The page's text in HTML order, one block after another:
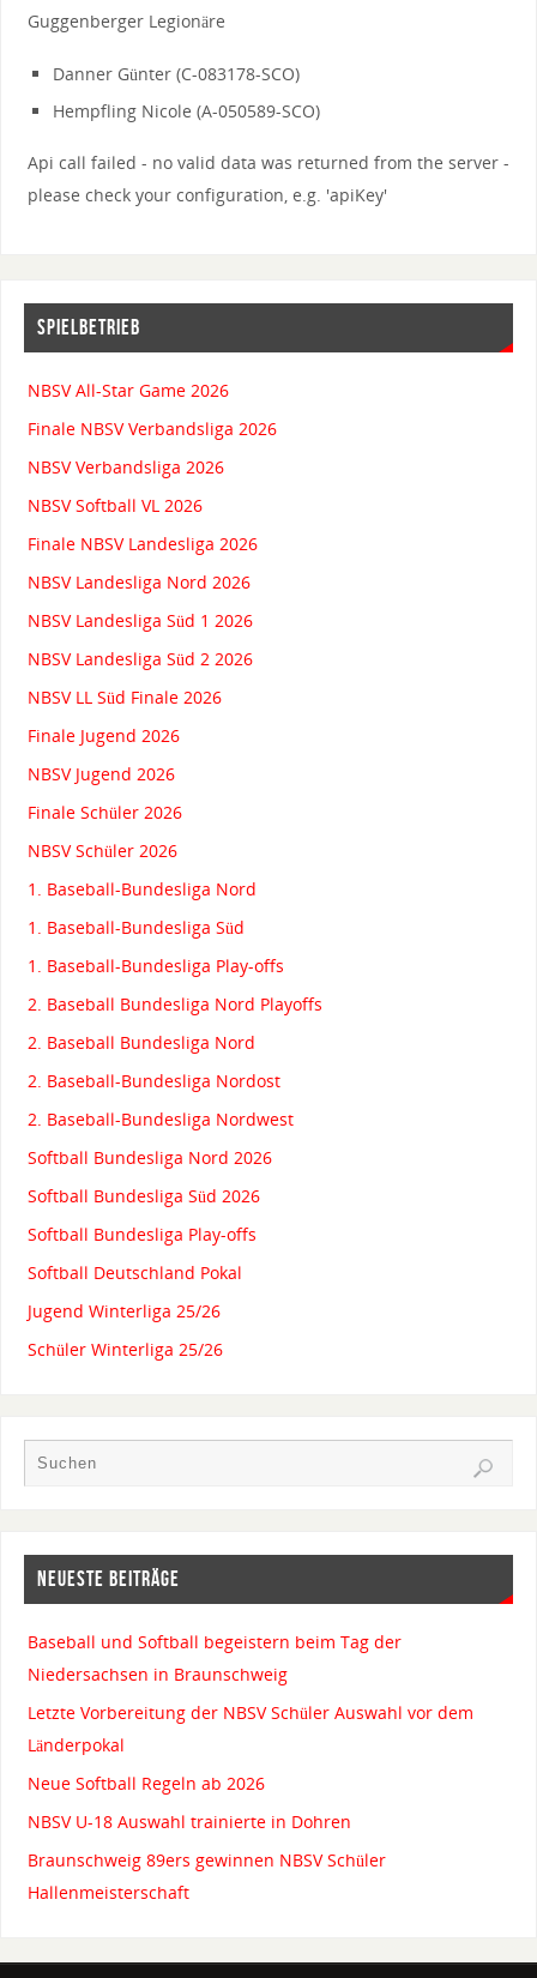
Guggenberger Legionäre
Danner Günter (C-083178-SCO)
Hempfling Nicole (A-050589-SCO)
Api call failed - no valid data was returned from the server -
please check your configuration, e.g. 'apiKey'
SPIELBETRIEB
NBSV All-Star Game 2026
Finale NBSV Verbandsliga 2026
NBSV Verbandsliga 2026
NBSV Softball VL 2026
Finale NBSV Landesliga 2026
NBSV Landesliga Nord 2026
NBSV Landesliga Süd 1 2026
NBSV Landesliga Süd 2 2026
NBSV LL Süd Finale 2026
Finale Jugend 2026
NBSV Jugend 2026
Finale Schüler 2026
NBSV Schüler 2026
1. Baseball-Bundesliga Nord
1. Baseball-Bundesliga Süd
1. Baseball-Bundesliga Play-offs
2. Baseball Bundesliga Nord Playoffs
2. Baseball Bundesliga Nord
2. Baseball-Bundesliga Nordost
2. Baseball-Bundesliga Nordwest
Softball Bundesliga Nord 2026
Softball Bundesliga Süd 2026
Softball Bundesliga Play-offs
Softball Deutschland Pokal
Jugend Winterliga 25/26
Schüler Winterliga 25/26
NEUESTE BEITRÄGE
Baseball und Softball begeistern beim Tag der
Niedersachsen in Braunschweig
Letzte Vorbereitung der NBSV Schüler Auswahl vor dem
Länderpokal
Neue Softball Regeln ab 2026
NBSV U-18 Auswahl trainierte in Dohren
Braunschweig 89ers gewinnen NBSV Schüler
Hallenmeisterschaft